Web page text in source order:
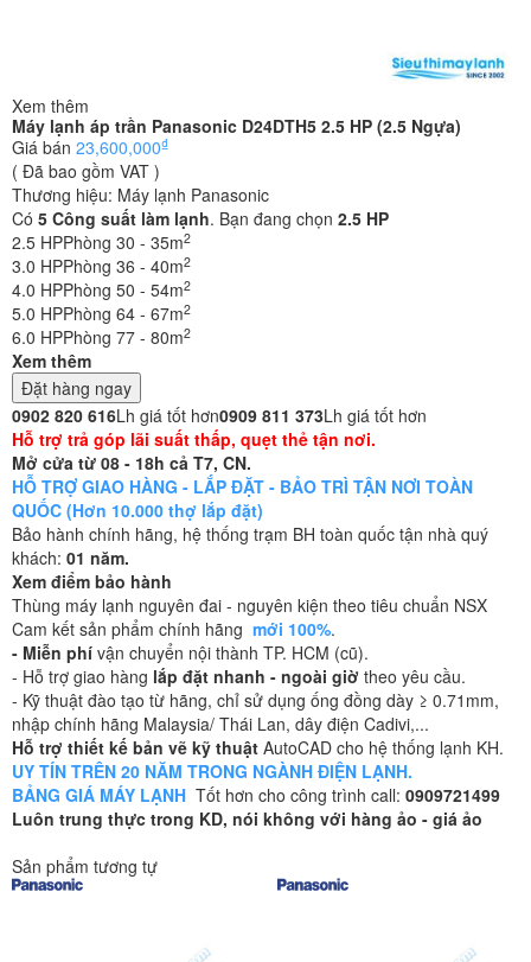
Xem thêm
Máy lạnh áp trần Panasonic D24DTH5 2.5 HP (2.5 Ngựa)
Giá bán 23,600,000₫
( Đã bao gồm VAT )
Thương hiệu: Máy lạnh Panasonic
Có 5 Công suất làm lạnh. Bạn đang chọn 2.5 HP
2.5 HPPhòng 30 - 35m2
3.0 HPPhòng 36 - 40m2
4.0 HPPhòng 50 - 54m2
5.0 HPPhòng 64 - 67m2
6.0 HPPhòng 77 - 80m2
Xem thêm
Đặt hàng ngay
0902 820 616Lh giá tốt hơn0909 811 373Lh giá tốt hơn
Hỗ trợ trả góp lãi suất thấp, quẹt thẻ tận nơi.
Mở cửa từ 08 - 18h cả T7, CN.
HỖ TRỢ GIAO HÀNG - LẮP ĐẶT - BẢO TRÌ TẬN NƠI TOÀN
QUỐC (Hơn 10.000 thợ lắp đặt)
Bảo hành chính hãng, hệ thống trạm BH toàn quốc tận nhà quý
khách: 01 năm.
Xem điểm bảo hành
Thùng máy lạnh nguyên đai - nguyên kiện theo tiêu chuẩn NSX
Cam kết sản phẩm chính hãng mới 100%.
- Miễn phí vận chuyển nội thành TP. HCM (cũ).
- Hỗ trợ giao hàng lắp đặt nhanh - ngoài giờ theo yêu cầu.
- Kỹ thuật đào tạo từ hãng, chỉ sử dụng ống đồng dày ≥ 0.71mm,
nhập chính hãng Malaysia/ Thái Lan, dây điện Cadivi,...
Hỗ trợ thiết kế bản vẽ kỹ thuật AutoCAD cho hệ thống lạnh KH.
UY TÍN TRÊN 20 NĂM TRONG NGÀNH ĐIỆN LẠNH.
BẢNG GIÁ MÁY LẠNH Tốt hơn cho công trình call: 0909721499
Luôn trung thực trong KD, nói không với hàng ảo - giá ảo
Sản phẩm tương tự